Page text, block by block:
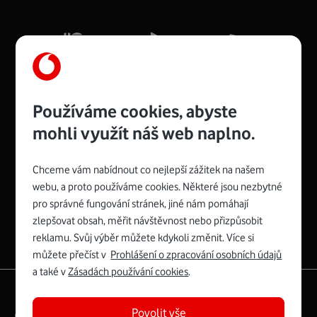
Více o COMPAL CH7465VF
Zyxel VMG8623-T50B:
Rozměry modemu jsou 16 x 22 x 7,5 cm (včetně stojánku)
a nabízí 4 gigabitové LAN porty a bezdrátové připojení Wi-
Fi ve verzích 802.11 b/g/n/ac pro frekvenci 2,4 GHz a
Mb/s.
Spojte se s Vodafonem
Používáme cookies, abyste
mohli využít náš web naplno.
Chceme vám nabídnout co nejlepší zážitek na našem
webu, a proto používáme cookies. Některé jsou nezbytné
pro správné fungování stránek, jiné nám pomáhají
zlepšovat obsah, měřit návštěvnost nebo přizpůsobit
reklamu. Svůj výběr můžete kdykoli změnit. Více si
můžete přečíst v Prohlášení o zpracování osobních údajů
a také vZásadách používání cookies.
Povolit vše